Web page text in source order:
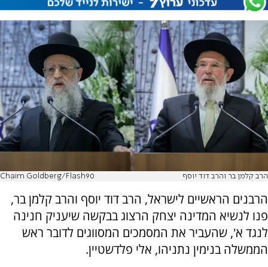
הרב קלמן בר והרב דוד יוסף Chaim Goldberg/Flash90
הרבנים הראשיים לישראל, הרב דוד יוסף והרב קלמן בר,
פנו לנשיא המדינה יצחק הרצוג בבקשה שיעניק חנינה
לנגד א', שהעביר את המסמכים המסווגים לדובר ראש
הממשלה בנימין נתניהו, אלי פלדשטיין.